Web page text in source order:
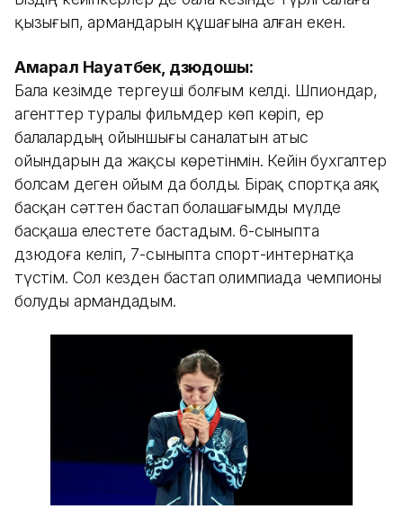
қызығып, армандарын құшағына алған екен.
Ақмарал Науатбек, дзюдошы:
Бала кезімде тергеуші болғым келді. Шпиондар,
агенттер туралы фильмдер көп көріп, ер
балалардың ойыншығы саналатын атыс
ойындарын да жақсы көретінмін. Кейін бухгалтер
болсам деген ойым да болды. Бірақ спортқа аяқ
басқан сәттен бастап болашағымды мүлде
басқаша елестете бастадым. 6-сыныпта
дзюдоға келіп, 7-сыныпта спорт-интернатқа
түстім. Сол кезден бастап олимпиада чемпионы
болуды армандадым.